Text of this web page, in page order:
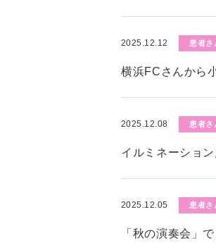
2025.12.12 患者さ
横浜FCさんから
2025.12.08 患者さ
イルミネーショ
2025.12.05 患者さ
「秋の演奏会」